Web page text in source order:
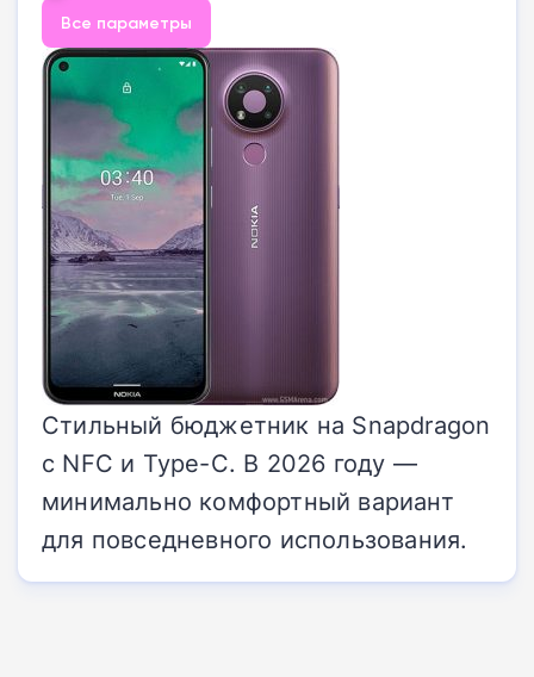
Все параметры
Стильный бюджетник на Snapdragon
с NFC и Type-C. В 2026 году —
минимально комфортный вариант
для повседневного использования.